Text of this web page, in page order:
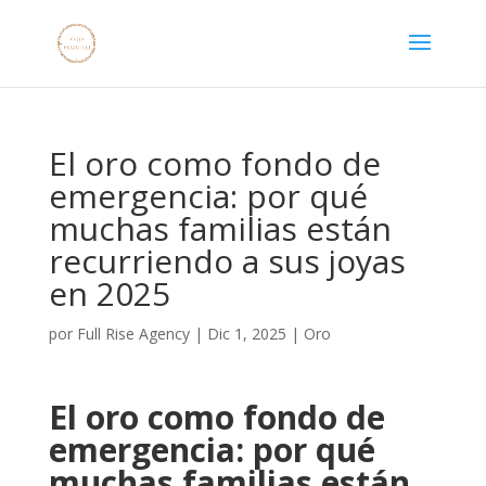
El oro como fondo de
emergencia: por qué
muchas familias están
recurriendo a sus joyas
en 2025
por Full Rise Agency| Dic 1, 2025 | Oro
El oro como fondo de
emergencia: por qué